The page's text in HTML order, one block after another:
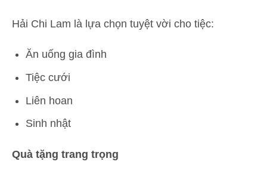
Hải Chi Lam là lựa chọn tuyệt vời cho tiệc:
Ăn uống gia đình
Tiệc cưới
Liên hoan
Sinh nhật
Quà tặng trang trọng